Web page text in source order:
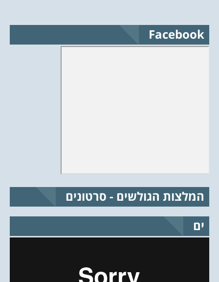
Facebook
המלצות הגולשים - סרטונים
ים